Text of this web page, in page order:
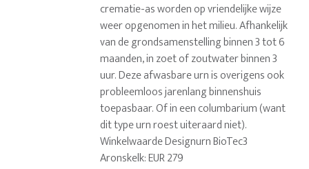
crematie-as worden op vriendelijke wijze
weer opgenomen in het milieu. Afhankelijk
van de grondsamenstelling binnen 3 tot 6
maanden, in zoet of zoutwater binnen 3
uur. Deze afwasbare urn is overigens ook
probleemloos jarenlang binnenshuis
toepasbaar. Of in een columbarium (want
dit type urn roest uiteraard niet).
Winkelwaarde Designurn BioTec3
Aronskelk: EUR 279